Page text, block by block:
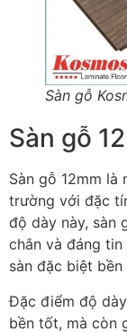
Sàn gỗ
Sàn gỗ
Sàn gỗ 12mm
trường với đặc
độ dày này, sàn
chắn và đáng
sàn đặc biệt
Đặc điểm độ
bền tốt, mà còn